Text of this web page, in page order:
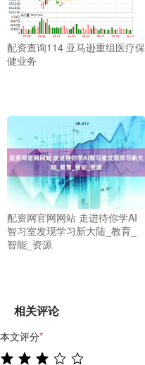
配资查询114 亚马逊重组医疗保
健业务
配资网官网网站 走进待你学AI
智习室发现学习新大陆_教育_
智能_资源
相关评论
本文评分*